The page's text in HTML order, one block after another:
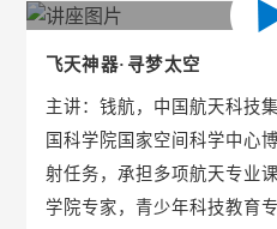
飞天神器·寻梦太空
主讲：钱航，中国航天科技
国科学院国家空间科学中心
射任务，承担多项航天专业
学院专家，青少年科技教育